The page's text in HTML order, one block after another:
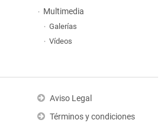
Multimedia
Galerías
Vídeos
Aviso Legal
Términos y condiciones